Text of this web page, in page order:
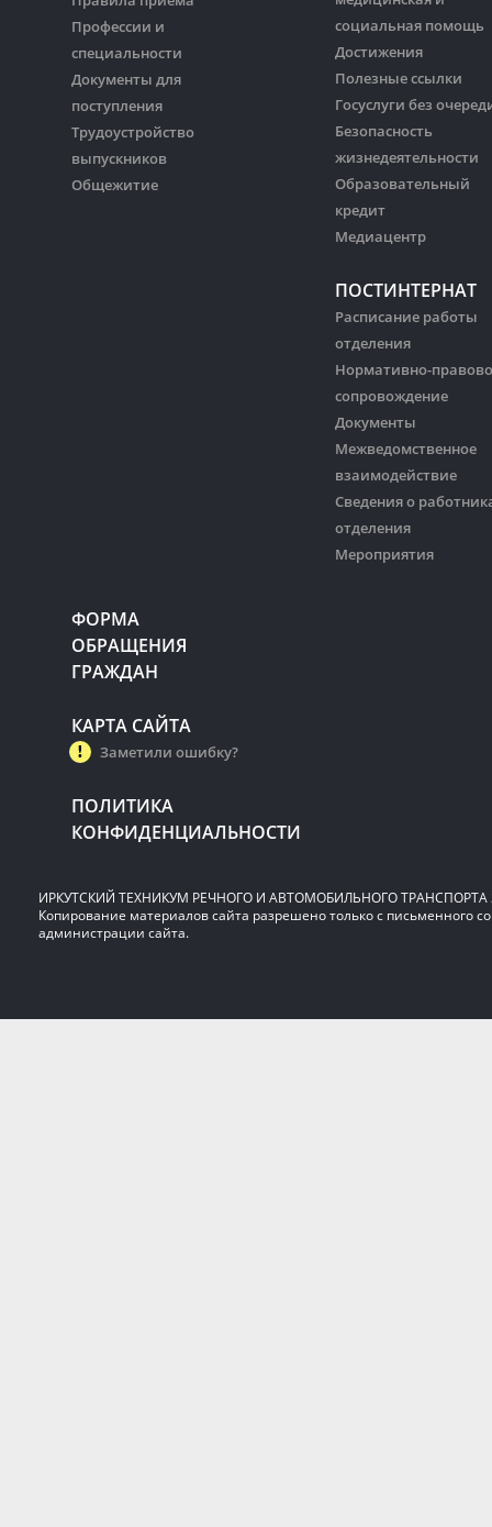
Профессии и
специальности
Документы для
поступления
Трудоустройство
выпускников
Общежитие
социальная помощь
Достижения
Полезные ссылки
Госуслуги без
Безопасность
жизнедеятельности
Образовательный
кредит
Медиацентр
ПОСТИНТЕРНАТ
Расписание работы
отделения
Нормативно-
сопровождение
Документы
Межведомственное
взаимодействие
Сведения о
отделения
Мероприятия
ФОРМА
ОБРАЩЕНИЯ
ГРАЖДАН
КАРТА САЙТА
Заметили ошибку?
ПОЛИТИКА
КОНФИДЕНЦИАЛЬНОСТИ
ИРКУТСКИЙ ТЕХНИКУМ РЕЧНОГО И АВТОМОБИЛЬНОГО ТРАНСПОРТА
Копирование материалов сайта разрешено только с письменного
администрации сайта.